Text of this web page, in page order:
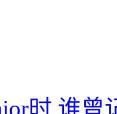
时 谁曾